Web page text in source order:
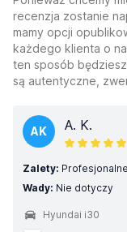
recenzja zostanie
mamy opcji
każdego klienta o
ten sposób
są autentyczne,
AK A. K.
Zalety:
Wady: Nie dotyczy
Hyundai i30